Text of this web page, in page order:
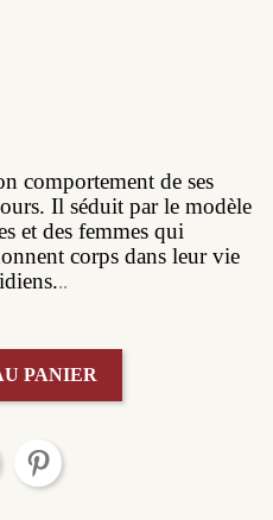
comportement de ses
Il séduit par le modèle
et des femmes qui
corps dans leur vie
..
PANIER